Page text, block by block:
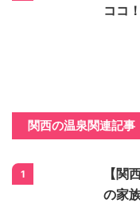
ココ
関西の温泉関連記事
1
【関
の家